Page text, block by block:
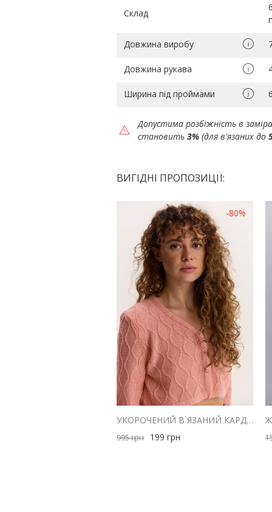
Склад
Довжина виробу
Довжина рукава
Ширина під проймами
Допустима розбіжність в
становить 3% (для в'язаних до
ВИГІДНІ ПРОПОЗИЦІЇ:
-80%
УКОРОЧЕНИЙ В`ЯЗАНИЙ КАРДИГАН ПЕРСИКОВИЙ З РОМБАМИ
995грн 199 грн